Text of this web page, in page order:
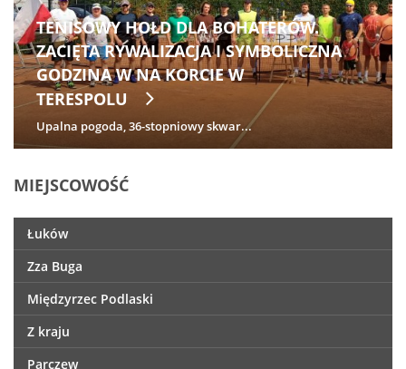
TENISOWY HOŁD DLA BOHATERÓW.
ZACIĘTA RYWALIZACJA I SYMBOLICZNA
GODZINA W NA KORCIE W
TERESPOLU
Upalna pogoda, 36-stopniowy skwar...
MIEJSCOWOŚĆ
Łuków
Zza Buga
Międzyrzec Podlaski
Z kraju
Parczew